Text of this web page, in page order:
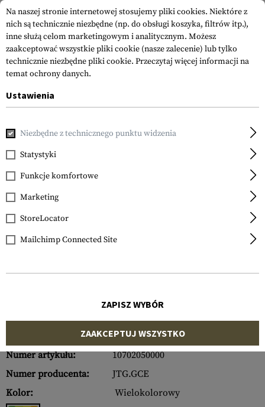
JTG
Gorilla Cat Eye Rubber
Patch
Numer artykułu:
10702050000
Numer producenta:
JTG.GCE
Kolor:
Wielokolorowy
Na naszej stronie internetowej stosujemy pliki cookies. Niektóre z
nich są technicznie niezbędne (np. do obsługi koszyka, filtrów itp.),
inne służą celom marketingowym i analitycznym. Możesz
zaakceptować wszystkie pliki cookie (nasze zalecenie) lub tylko
technicznie niezbędne pliki cookie. Przeczytaj więcej informacji na
temat ochrony danych.
Ustawienia
Niezbędne z technicznego punktu widzenia
Statystyki
Funkcje komfortowe
Marketing
StoreLocator
Mailchimp Connected Site
ZAPISZ WYBÓR
ZAAKCEPTUJ WSZYSTKO